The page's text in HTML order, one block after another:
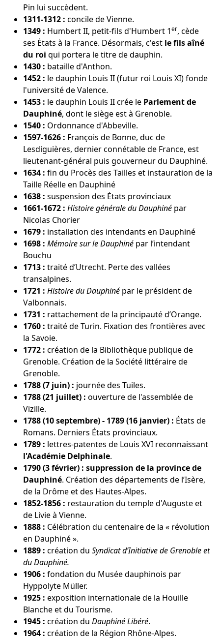
Pin lui succèdent.
1311-1312 : concile de Vienne.
1349 : Humbert II, petit-fils d'Humbert 1er, cède
ses Ėtats à la France. Désormais, c'est le fils aîné
du roi qui portera le titre de dauphin.
1430 : bataille d'Anthon.
1452 : le dauphin Louis II (futur roi Louis XI) fonde
l'université de Valence.
1453 : le dauphin Louis II crée le Parlement de
Dauphiné, dont le siège est à Grenoble.
1540 : Ordonnance d'Abbeville.
1597-1626 : François de Bonne, duc de
Lesdiguières, dernier connétable de France, est
lieutenant-général puis gouverneur du Dauphiné.
1634 : fin du Procès des Tailles et instauration de la
Taille Réelle en Dauphiné
1638 : suspension des Ėtats provinciaux
1661-1672 : Histoire générale du Dauphiné par
Nicolas Chorier
1679 : installation des intendants en Dauphiné
1698 : Mémoire sur le Dauphiné par l’intendant
Bouchu
1713 : traité d’Utrecht. Perte des vallées
transalpines.
1721 : Histoire du Dauphiné par le président de
Valbonnais.
1731 : rattachement de la principauté d’Orange.
1760 : traité de Turin. Fixation des frontières avec
la Savoie.
1772 : création de la Bibliothèque publique de
Grenoble. Création de la Société littéraire de
Grenoble.
1788 (7 juin) : journée des Tuiles.
1788 (21 juillet) : ouverture de l'assemblée de
Vizille.
1788 (10 septembre) - 1789 (16 janvier) : États de
Romans. Derniers États provinciaux.
1789 : lettres-patentes de Louis XVI reconnaissant
l'Académie Delphinale.
1790 (3 février) : suppression de la province de
Dauphiné. Création des départements de l’Isère,
de la Drôme et des Hautes-Alpes.
1852-1856 : restauration du temple d'Auguste et
de Livie à Vienne.
1888 : Célébration du centenaire de la « révolution
en Dauphiné ».
1889 : création du Syndicat d’Initiative de Grenoble et
du Dauphiné.
1906 : fondation du Musée dauphinois par
Hyppolyte Müller.
1925 : exposition internationale de la Houille
Blanche et du Tourisme.
1945 : création du Dauphiné Libéré.
1964 : création de la Région Rhône-Alpes.